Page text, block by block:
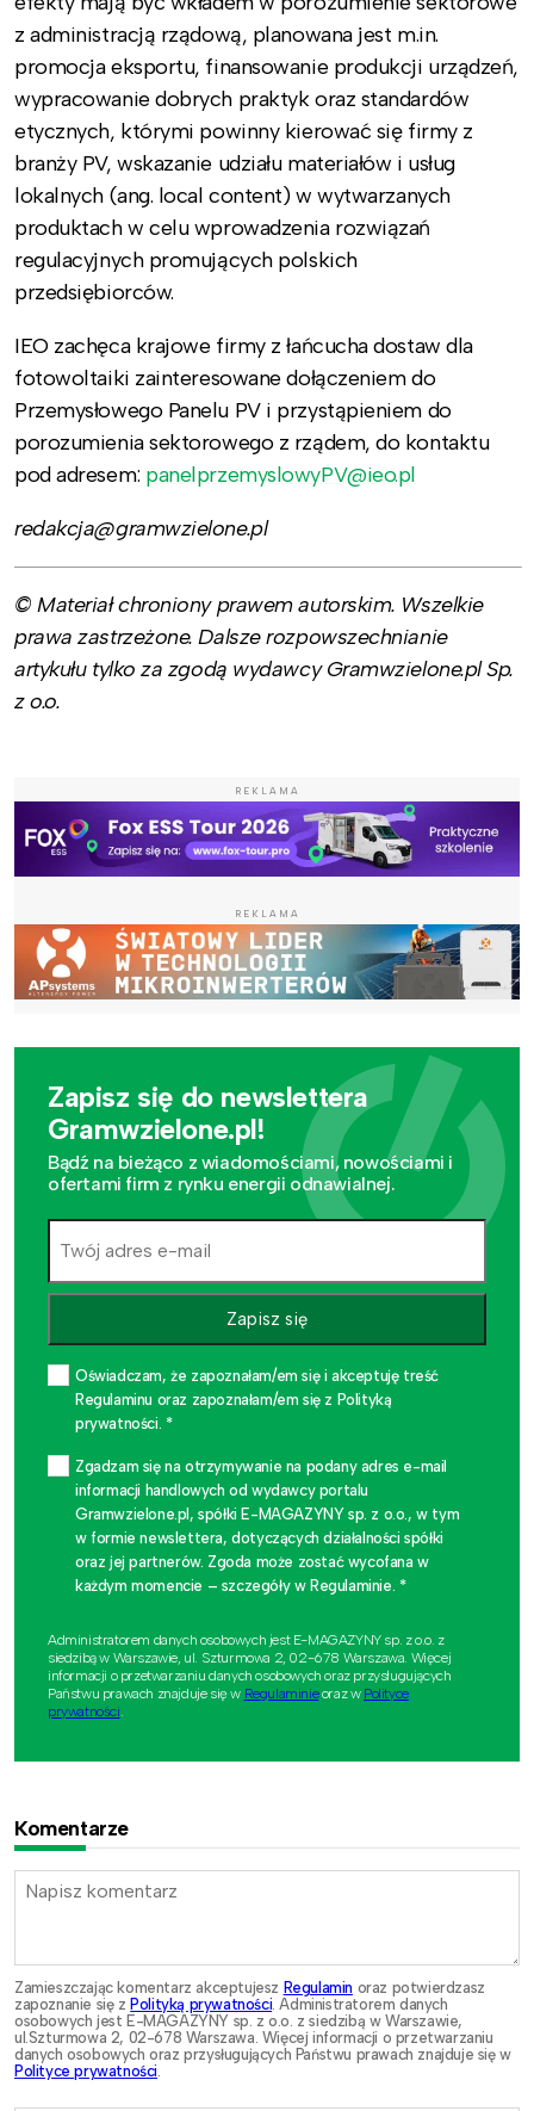
z administracją rządową, planowana jest m.in.
promocja eksportu, finansowanie produkcji urządzeń,
wypracowanie dobrych praktyk oraz standardów
etycznych, którymi powinny kierować się firmy z
branży PV, wskazanie udziału materiałów i usług
lokalnych (ang. local content) w wytwarzanych
produktach w celu wprowadzenia rozwiązań
regulacyjnych promujących polskich
przedsiębiorców.
IEO zachęca krajowe firmy z łańcucha dostaw dla
fotowoltaiki zainteresowane dołączeniem do
Przemysłowego Panelu PV i przystąpieniem do
porozumienia sektorowego z rządem, do kontaktu
pod adresem: panelprzemyslowyPV@ieo.pl
redakcja@gramwzielone.pl
© Materiał chroniony prawem autorskim. Wszelkie
prawa zastrzeżone. Dalsze rozpowszechnianie
artykułu tylko za zgodą wydawcy Gramwzielone.pl Sp.
z o.o.
REKLAMA
REKLAMA
Zapisz się do newslettera
Gramwzielone.pl!
Bądź na bieżąco z wiadomościami, nowościami i
ofertami firm z rynku energii odnawialnej.
Zapisz się
Oświadczam, że zapoznałam/em się i akceptuję treść
Regulaminu oraz zapoznałam/em się z Polityką
prywatności. *
Zgadzam się na otrzymywanie na podany adres e-mail
informacji handlowych od wydawcy portalu
Gramwzielone.pl, spółki E-MAGAZYNY sp. z o.o., w tym
w formie newslettera, dotyczących działalności spółki
oraz jej partnerów. Zgoda może zostać wycofana w
każdym momencie – szczegóły w Regulaminie. *
Administratorem danych osobowych jest E-MAGAZYNY sp. z o.o. z
siedzibą w Warszawie, ul. Szturmowa 2, 02-678 Warszawa. Więcej
informacji o przetwarzaniu danych osobowych oraz przysługujących
Państwu prawach znajduje się w Regulaminieoraz w Polityce
prywatności
Komentarze
Zamieszczając komentarz akceptujesz Regulamin oraz potwierdzasz
zapoznanie się z Polityką prywatności. Administratorem danych
osobowych jest E-MAGAZYNY sp. z o.o. z siedzibą w Warszawie,
ul.Szturmowa 2, 02-678 Warszawa. Więcej informacji o przetwarzaniu
danych osobowych oraz przysługujących Państwu prawach znajduje się w
Polityce prywatności.